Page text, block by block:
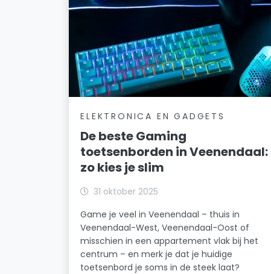
ELEKTRONICA EN GADGETS
De beste Gaming
toetsenborden in Veenendaal:
zo kies je slim
31 oktober 2025
Game je veel in Veenendaal – thuis in
Veenendaal-West, Veenendaal-Oost of
misschien in een appartement vlak bij het
centrum – en merk je dat je huidige
toetsenbord je soms in de steek laat?